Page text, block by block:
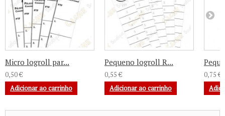
Micro logroll par...
0,50 €
Adicionar ao carrinho
Pequeno logroll R...
0,55 €
Adicionar ao carrinho
0,75 €